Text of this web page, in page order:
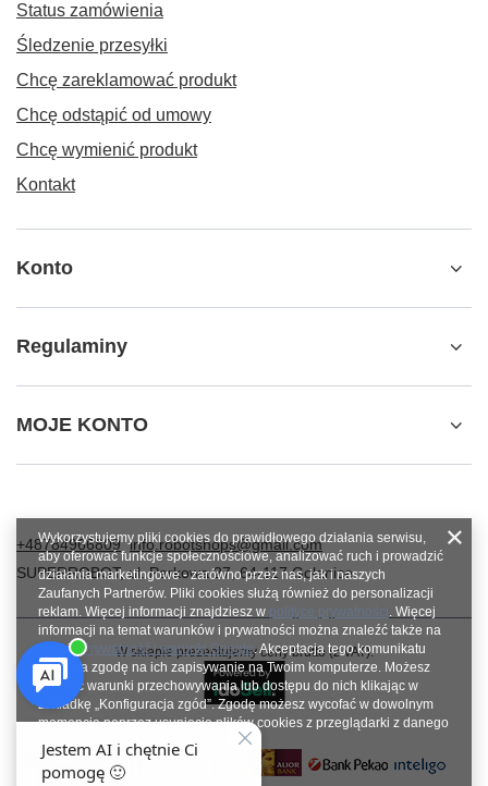
Status zamówienia
Śledzenie przesyłki
Chcę zareklamować produkt
Chcę odstąpić od umowy
Chcę wymienić produkt
Kontakt
Konto
Regulaminy
MOJE KONTO
+48784966809 info.robotshops@gmail.com
SUPERROBOT,ul. Parkowa 27,64-117Gołanice
W sklepie prezentujemy ceny brutto (z VAT).
Wykorzystujemy pliki cookies do prawidłowego działania serwisu,
aby oferować funkcje społecznościowe, analizować ruch i prowadzić
działania marketingowe - zarówno przez nas, jak i naszych
Zaufanych Partnerów. Pliki cookies służą również do personalizacji
reklam. Więcej informacji znajdziesz w polityce prywatności. Więcej
informacji na temat warunków i prywatności można znaleźć także na
stronie Prywatność i warunki Google. Akceptacja tego komunikatu
oznacza zgodę na ich zapisywanie na Twoim komputerze. Możesz
określić warunki przechowywania lub dostępu do nich klikając w
zakładkę „Konfiguracja zgód”. Zgodę możesz wycofać w dowolnym
momencie poprzez usunięcie plików cookies z przeglądarki z danego
urządzenia końcowego.
Zamknij